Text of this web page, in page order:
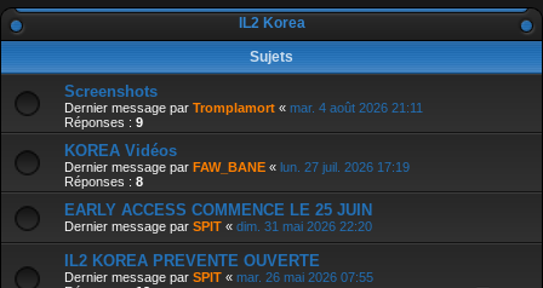
IL2 Korea
Sujets
Screenshots
Dernier message par Tromplamort « mar. 4 août 2026 21:11
Réponses : 9
KOREA Vidéos
Dernier message par FAW_BANE « lun. 27 juil. 2026 17:19
Réponses : 8
EARLY ACCESS COMMENCE LE 25 JUIN
Dernier message par SPIT « dim. 31 mai 2026 22:20
IL2 KOREA PREVENTE OUVERTE
Dernier message par SPIT « mar. 26 mai 2026 07:55